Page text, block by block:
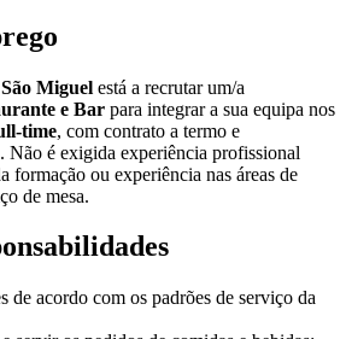
Miguel está a recrutar um/a
e Bar para integrar a sua equipa nos
time, com contrato a termo e
Não é exigida experiência profissional
formação ou experiência nas áreas de
de mesa.
de acordo com os padrões de serviço da